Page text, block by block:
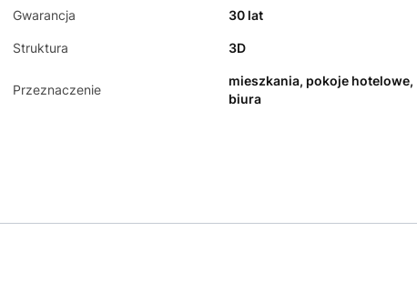
Gwarancja 30 lat
Struktura 3D
Przeznaczenie
mieszkania, pokoje hotelowe,
biura